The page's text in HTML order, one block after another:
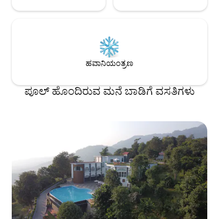
ಹವಾನಿಯಂತ್ರಣ
ಪೂಲ್ ಹೊಂದಿರುವ ಮನೆ ಬಾಡಿಗೆ ವಸತಿಗಳು